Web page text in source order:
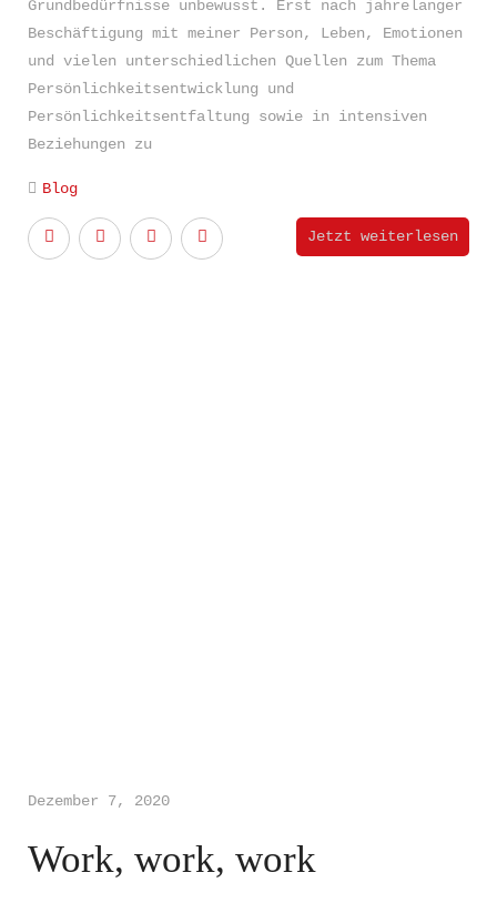
Grundbedürfnisse unbewusst. Erst nach jahrelanger
Beschäftigung mit meiner Person, Leben, Emotionen
und vielen unterschiedlichen Quellen zum Thema
Persönlichkeitsentwicklung und
Persönlichkeitsentfaltung sowie in intensiven
Beziehungen zu
Blog
Jetzt weiterlesen
Dezember 7, 2020
Work, work, work